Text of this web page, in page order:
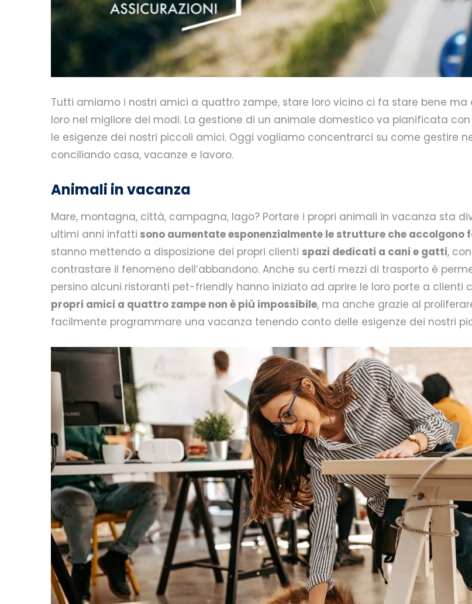
Tutti amiamo i nostri amici a quattro zampe, stare loro vicino ci fa stare bene
loro nel migliore dei modi. La gestione di un animale domestico va pianificata
le esigenze dei nostri piccoli amici. Oggi vogliamo concentrarci su come gestire
conciliando casa, vacanze e lavoro.
Animali in vacanza
Mare, montagna, città, campagna, lago? Portare i propri animali in vacanza sta
ultimi anni infatti sono aumentate esponenzialmente le strutture che accolgono
stanno mettendo a disposizione dei propri clienti spazi dedicati a cani e gatti,
contrastare il fenomeno dell’abbandono. Anche su certi mezzi di trasporto è
persino alcuni ristoranti pet-friendly hanno iniziato ad aprire le loro porte a clienti
propri amici a quattro zampe non è più impossibile, ma anche grazie al
facilmente programmare una vacanza tenendo conto delle esigenze dei nostri